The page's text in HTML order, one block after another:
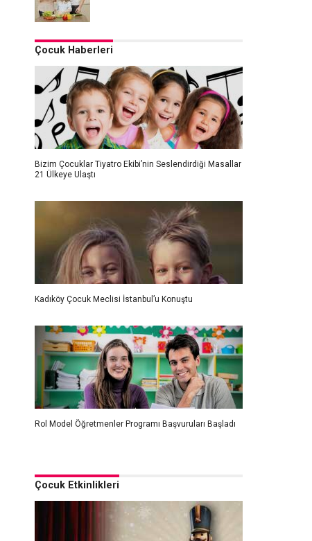
Çocuk Haberleri
Bizim Çocuklar Tiyatro Ekibi’nin Seslendirdiği Masallar
21 Ülkeye Ulaştı
Kadıköy Çocuk Meclisi İstanbul’u Konuştu
Rol Model Öğretmenler Programı Başvuruları Başladı
Çocuk Etkinlikleri